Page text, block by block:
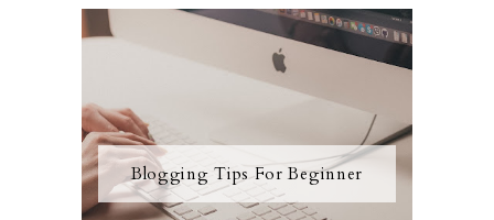
Blogging Tips For Beginner